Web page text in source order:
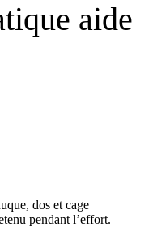
aide
dos et cage
pendant l’effort.